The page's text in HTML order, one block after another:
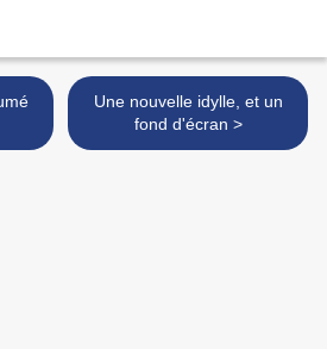
Une nouvelle idylle, et un
fond d'écran >